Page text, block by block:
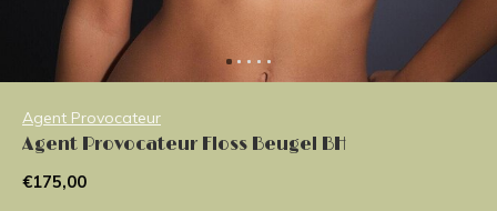
Agent Provocateur
Agent Provocateur Floss Beugel BH
€175,00